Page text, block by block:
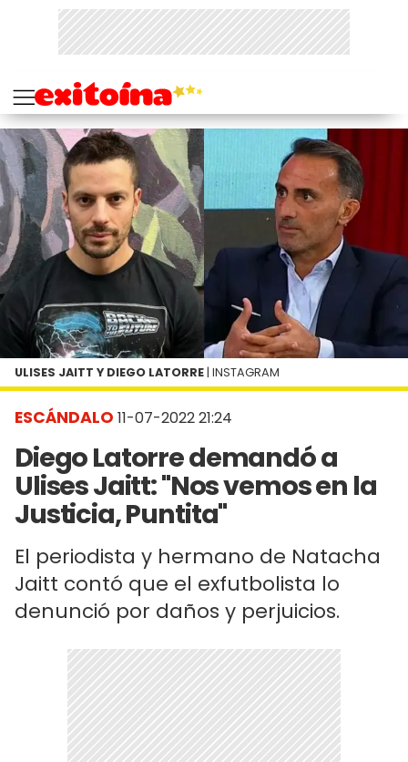
ESCÁNDALO 11-07-2022 21:24
Diego Latorre demandó a
Ulises Jaitt: "Nos vemos en la
Justicia, Puntita"
El periodista y hermano de Natacha
Jaitt contó que el exfutbolista lo
denunció por daños y perjuicios.
ULISES JAITT Y DIEGO LATORRE | INSTAGRAM